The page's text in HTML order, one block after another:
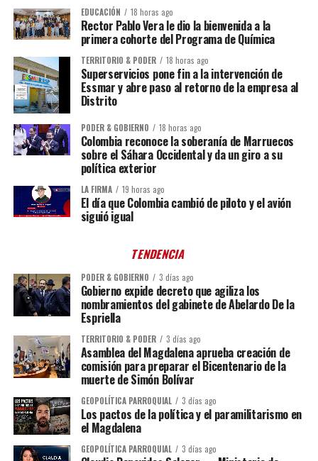
EDUCACIÓN 18 horas ago
Rector Pablo Vera le dio la bienvenida a la
primera cohorte del Programa de Química
TERRITORIO & PODER 18 horas ago
Superservicios pone fin a la intervención de
Essmar y abre paso al retorno de la empresa al
Distrito
PODER & GOBIERNO 18 horas ago
Colombia reconoce la soberanía de Marruecos
sobre el Sáhara Occidental y da un giro a su
política exterior
LA FIRMA 19 horas ago
El día que Colombia cambió de piloto y el avión
siguió igual
TENDENCIA
PODER & GOBIERNO 3 días ago
Gobierno expide decreto que agiliza los
nombramientos del gabinete de Abelardo De la
Espriella
TERRITORIO & PODER 3 días ago
Asamblea del Magdalena aprueba creación de
comisión para preparar el Bicentenario de la
muerte de Simón Bolívar
GEOPOLÍTICA PARROQUIAL 3 días ago
Los pactos de la política y el paramilitarismo en
el Magdalena
GEOPOLÍTICA PARROQUIAL 3 días ago